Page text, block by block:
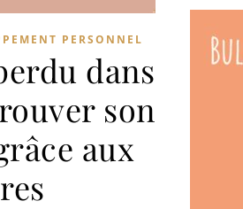
PERSONNEL
dans
son
aux